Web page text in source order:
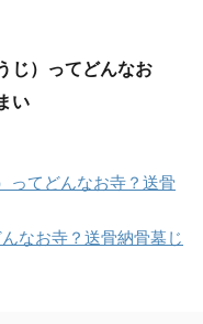
じ）ってどんなお
い
ってどんなお寺？送骨
なお寺？送骨納骨墓じ